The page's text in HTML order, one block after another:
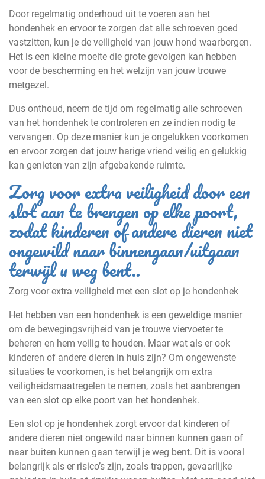
Door regelmatig onderhoud uit te voeren aan het
hondenhek en ervoor te zorgen dat alle schroeven goed
vastzitten, kun je de veiligheid van jouw hond waarborgen.
Het is een kleine moeite die grote gevolgen kan hebben
voor de bescherming en het welzijn van jouw trouwe
metgezel.
Dus onthoud, neem de tijd om regelmatig alle schroeven
van het hondenhek te controleren en ze indien nodig te
vervangen. Op deze manier kun je ongelukken voorkomen
en ervoor zorgen dat jouw harige vriend veilig en gelukkig
kan genieten van zijn afgebakende ruimte.
Zorg voor extra veiligheid door een
slot aan te brengen op elke poort,
zodat kinderen of andere dieren niet
ongewild naar binnengaan/uitgaan
terwijl u weg bent..
Zorg voor extra veiligheid met een slot op je hondenhek
Het hebben van een hondenhek is een geweldige manier
om de bewegingsvrijheid van je trouwe viervoeter te
beheren en hem veilig te houden. Maar wat als er ook
kinderen of andere dieren in huis zijn? Om ongewenste
situaties te voorkomen, is het belangrijk om extra
veiligheidsmaatregelen te nemen, zoals het aanbrengen
van een slot op elke poort van het hondenhek.
Een slot op je hondenhek zorgt ervoor dat kinderen of
andere dieren niet ongewild naar binnen kunnen gaan of
naar buiten kunnen gaan terwijl je weg bent. Dit is vooral
belangrijk als er risico’s zijn, zoals trappen, gevaarlijke